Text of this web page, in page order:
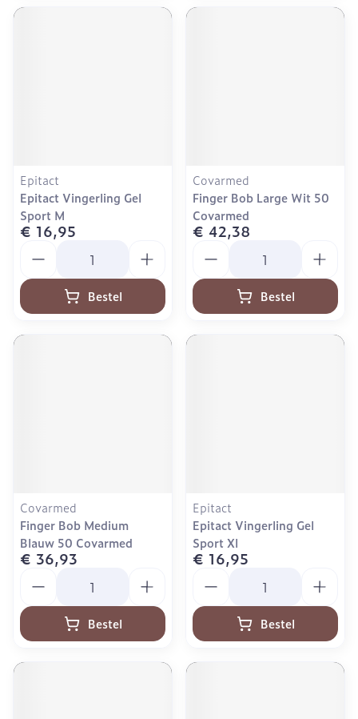
Epitact
Epitact Vingerling Gel
Sport M
€ 16,95
Bestel
Covarmed
Finger Bob Large Wit 50
Covarmed
€ 42,38
Bestel
Covarmed
Finger Bob Medium
Blauw 50 Covarmed
€ 36,93
Bestel
Epitact
Epitact Vingerling Gel
Sport Xl
€ 16,95
Bestel